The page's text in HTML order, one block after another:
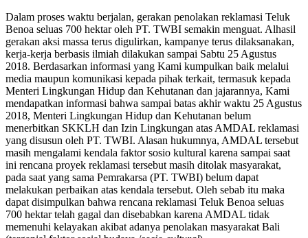
Dalam proses waktu berjalan, gerakan penolakan reklamasi Teluk
Benoa seluas 700 hektar oleh PT. TWBI semakin menguat. Alhasil
gerakan aksi massa terus digulirkan, kampanye terus dilaksanakan,
kerja-kerja berbasis ilmiah dilakukan sampai Sabtu 25 Agustus
2018. Berdasarkan informasi yang Kami kumpulkan baik melalui
media maupun komunikasi kepada pihak terkait, termasuk kepada
Menteri Lingkungan Hidup dan Kehutanan dan jajarannya, Kami
mendapatkan informasi bahwa sampai batas akhir waktu 25 Agustus
2018, Menteri Lingkungan Hidup dan Kehutanan belum
menerbitkan SKKLH dan Izin Lingkungan atas AMDAL reklamasi
yang disusun oleh PT. TWBI. Alasan hukumnya, AMDAL tersebut
masih mengalami kendala faktor sosio kultural karena sampai saat
ini rencana proyek reklamasi tersebut masih ditolak masyarakat,
pada saat yang sama Pemrakarsa (PT. TWBI) belum dapat
melakukan perbaikan atas kendala tersebut. Oleh sebab itu maka
dapat disimpulkan bahwa rencana reklamasi Teluk Benoa seluas
700 hektar telah gagal dan disebabkan karena AMDAL tidak
memenuhi kelayakan akibat adanya penolakan masyarakat Bali